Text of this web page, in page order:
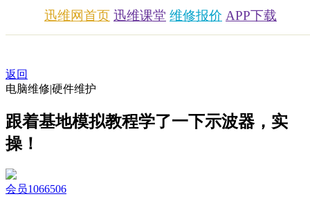
迅维网首页 迅维课堂 维修报价 APP下载
返回
电脑维修|硬件维护
跟着基地模拟教程学了一下示波器，实
操！
会员1066506